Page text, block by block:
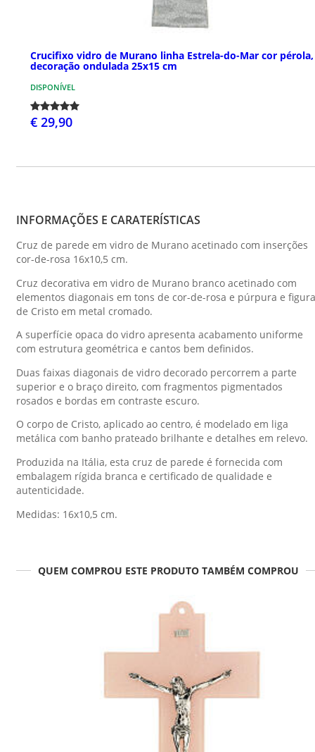
Crucifixo vidro de Murano linha Estrela-do-Mar cor pérola,
decoração ondulada 25x15 cm
DISPONÍVEL
€ 29,90
INFORMAÇÕES E CARATERÍSTICAS
Cruz de parede em vidro de Murano acetinado com inserções
cor-de-rosa 16x10,5 cm.
Cruz decorativa em vidro de Murano branco acetinado com
elementos diagonais em tons de cor-de-rosa e púrpura e figura
de Cristo em metal cromado.
A superfície opaca do vidro apresenta acabamento uniforme
com estrutura geométrica e cantos bem definidos.
Duas faixas diagonais de vidro decorado percorrem a parte
superior e o braço direito, com fragmentos pigmentados
rosados e bordas em contraste escuro.
O corpo de Cristo, aplicado ao centro, é modelado em liga
metálica com banho prateado brilhante e detalhes em relevo.
Produzida na Itália, esta cruz de parede é fornecida com
embalagem rígida branca e certificado de qualidade e
autenticidade.
Medidas: 16x10,5 cm.
QUEM COMPROU ESTE PRODUTO TAMBÉM COMPROU